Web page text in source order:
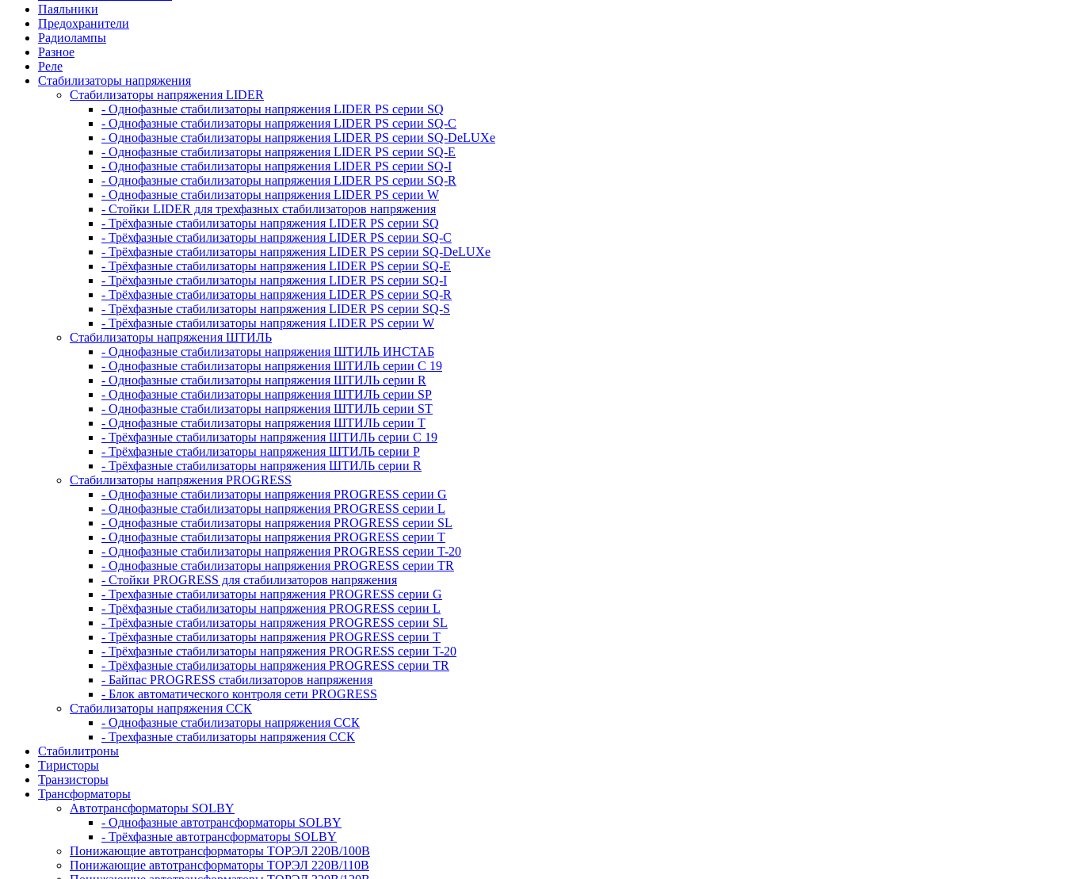
Паяльники
Предохранители
Радиолампы
Разное
Реле
Стабилизаторы напряжения
Стабилизаторы напряжения LIDER
- Однофазные стабилизаторы напряжения LIDER PS серии SQ
- Однофазные стабилизаторы напряжения LIDER PS серии SQ-C
- Однофазные стабилизаторы напряжения LIDER PS серии SQ-DeLUXe
- Однофазные стабилизаторы напряжения LIDER PS серии SQ-E
- Однофазные стабилизаторы напряжения LIDER PS серии SQ-I
- Однофазные стабилизаторы напряжения LIDER PS серии SQ-R
- Однофазные стабилизаторы напряжения LIDER PS серии W
- Стойки LIDER для трехфазных стабилизаторов напряжения
- Трёхфазные стабилизаторы напряжения LIDER PS серии SQ
- Трёхфазные стабилизаторы напряжения LIDER PS серии SQ-C
- Трёхфазные стабилизаторы напряжения LIDER PS серии SQ-DeLUXe
- Трёхфазные стабилизаторы напряжения LIDER PS серии SQ-E
- Трёхфазные стабилизаторы напряжения LIDER PS серии SQ-I
- Трёхфазные стабилизаторы напряжения LIDER PS серии SQ-R
- Трёхфазные стабилизаторы напряжения LIDER PS серии SQ-S
- Трёхфазные стабилизаторы напряжения LIDER PS серии W
Стабилизаторы напряжения ШТИЛЬ
- Однофазные стабилизаторы напряжения ШТИЛЬ ИНСТАБ
- Однофазные стабилизаторы напряжения ШТИЛЬ серии C 19
- Однофазные стабилизаторы напряжения ШТИЛЬ серии R
- Однофазные стабилизаторы напряжения ШТИЛЬ серии SP
- Однофазные стабилизаторы напряжения ШТИЛЬ серии ST
- Однофазные стабилизаторы напряжения ШТИЛЬ серии T
- Трёхфазные стабилизаторы напряжения ШТИЛЬ серии C 19
- Трёхфазные стабилизаторы напряжения ШТИЛЬ серии P
- Трёхфазные стабилизаторы напряжения ШТИЛЬ серии R
Стабилизаторы напряжения PROGRESS
- Однофазные стабилизаторы напряжения PROGRESS серии G
- Однофазные стабилизаторы напряжения PROGRESS серии L
- Однофазные стабилизаторы напряжения PROGRESS серии SL
- Однофазные стабилизаторы напряжения PROGRESS серии T
- Однофазные стабилизаторы напряжения PROGRESS серии T-20
- Однофазные стабилизаторы напряжения PROGRESS серии TR
- Стойки PROGRESS для стабилизаторов напряжения
- Трехфазные стабилизаторы напряжения PROGRESS серии G
- Трёхфазные стабилизаторы напряжения PROGRESS серии L
- Трёхфазные стабилизаторы напряжения PROGRESS серии SL
- Трёхфазные стабилизаторы напряжения PROGRESS серии T
- Трёхфазные стабилизаторы напряжения PROGRESS серии T-20
- Трёхфазные стабилизаторы напряжения PROGRESS серии TR
- Байпас PROGRESS стабилизаторов напряжения
- Блок автоматического контроля сети PROGRESS
Стабилизаторы напряжения ССК
- Однофазные стабилизаторы напряжения ССК
- Трехфазные стабилизаторы напряжения ССК
Стабилитроны
Тиристоры
Транзисторы
Трансформаторы
Автотрансформаторы SOLBY
- Однофазные автотрансформаторы SOLBY
- Трёхфазные автотрансформаторы SOLBY
Понижающие автотрансформаторы ТОРЭЛ 220В/100В
Понижающие автотрансформаторы ТОРЭЛ 220В/110В